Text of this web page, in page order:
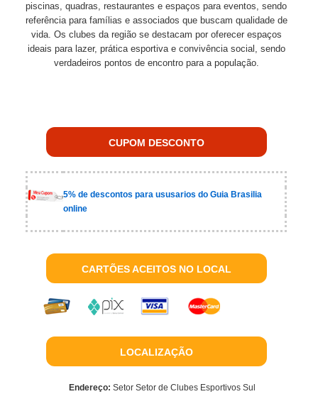
piscinas, quadras, restaurantes e espaços para eventos, sendo
referência para famílias e associados que buscam qualidade de
vida. Os clubes da região se destacam por oferecer espaços
ideais para lazer, prática esportiva e convivência social, sendo
verdadeiros pontos de encontro para a população.
CUPOM DESCONTO
5% de descontos para ususarios do Guia Brasilia
online
CARTÕES ACEITOS NO LOCAL
LOCALIZAÇÃO
Endereço: Setor Setor de Clubes Esportivos Sul